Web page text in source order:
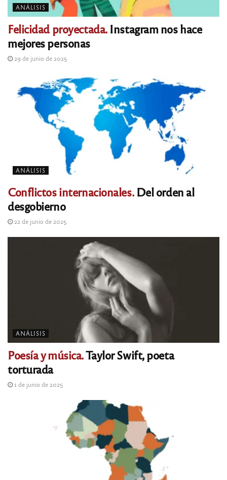
ANÁLISIS
Felicidad proyectada.Instagram nos hace
mejores personas
29 de junio de 2025
ANÁLISIS
Conflictos internacionales.Del orden al
desgobierno
22 de junio de 2025
ANÁLISIS
Poesía y música.Taylor Swift, poeta
torturada
1 de junio de 2025